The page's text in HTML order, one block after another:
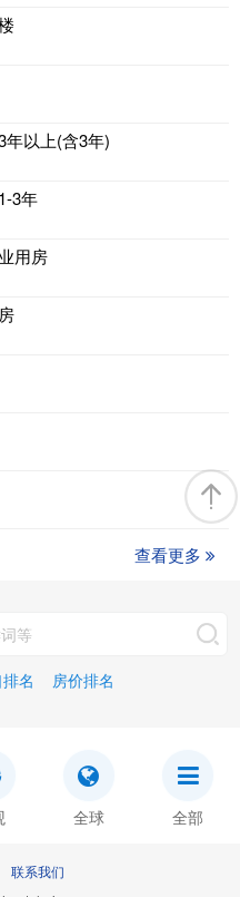
以上(含3年)
3年
用房
查看更多
名 房价排名
全球 全部
联系我们